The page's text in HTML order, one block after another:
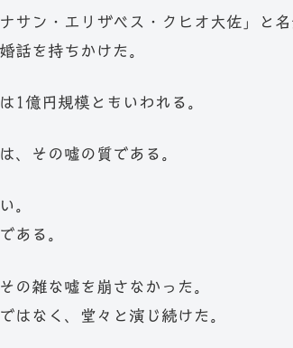
サン・エリザベス・クヒオ大佐」と
話を持ちかけた。
1億円規模ともいわれる。
、その嘘の質である。
。
ある。
の雑な嘘を崩さなかった。
はなく、堂々と演じ続けた。